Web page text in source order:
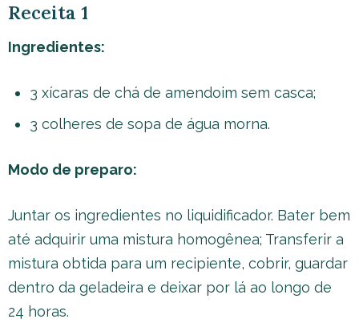
Receita 1
Ingredientes:
3 xícaras de chá de amendoim sem casca;
3 colheres de sopa de água morna.
Modo de preparo:
Juntar os ingredientes no liquidificador. Bater bem
até adquirir uma mistura homogênea; Transferir a
mistura obtida para um recipiente, cobrir, guardar
dentro da geladeira e deixar por lá ao longo de
24 horas.